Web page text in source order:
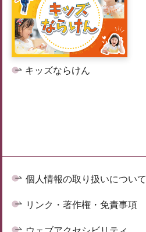
キッズならけん
個人情報の取り扱いについて
リンク・著作権・免責事項